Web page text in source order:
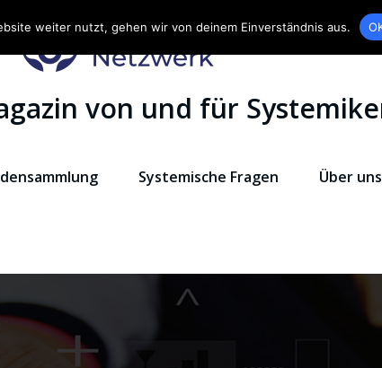
von und für
Systemische Fragen Über uns
weiter nutzt, gehen wir von deinem Einverständnis aus.